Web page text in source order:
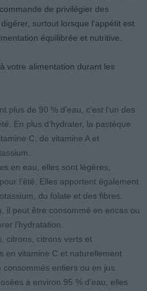
de privilégier des
surtout lorsque l’appétit est
équilibrée et nutritive.
votre alimentation durant les
plus de 90 % d’eau, c’est l’un des
En plus d’hydrater, la pastèque
C, de vitamine A et
en eau, elles sont légères,
l’été. Elles apportent également
du folate et des fibres.
il peut être consommé en encas ou
l’hydratation.
citrons, citrons verts et
en vitamine C et naturellement
entiers ou en jus.
à environ 95 % d’eau, elles